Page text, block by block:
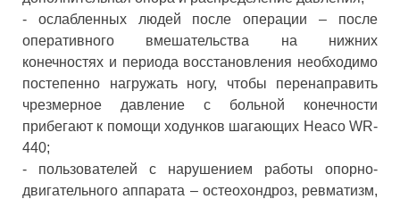
- ослабленных людей после операции – после
оперативного вмешательства на нижних
конечностях и периода восстановления необходимо
постепенно нагружать ногу, чтобы перенаправить
чрезмерное давление с больной конечности
прибегают к помощи ходунков шагающих Heaco WR-
440;
- пользователей с нарушением работы опорно-
двигательного аппарата – остеохондроз, ревматизм,